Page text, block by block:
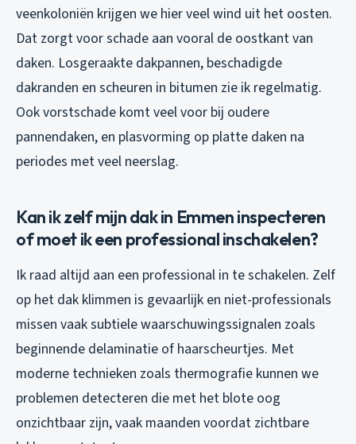
veenkoloniën krijgen we hier veel wind uit het oosten.
Dat zorgt voor schade aan vooral de oostkant van
daken. Losgeraakte dakpannen, beschadigde
dakranden en scheuren in bitumen zie ik regelmatig.
Ook vorstschade komt veel voor bij oudere
pannendaken, en plasvorming op platte daken na
periodes met veel neerslag.
Kan ik zelf mijn dak in Emmen inspecteren
of moet ik een professional inschakelen?
Ik raad altijd aan een professional in te schakelen. Zelf
op het dak klimmen is gevaarlijk en niet-professionals
missen vaak subtiele waarschuwingssignalen zoals
beginnende delaminatie of haarscheurtjes. Met
moderne technieken zoals thermografie kunnen we
problemen detecteren die met het blote oog
onzichtbaar zijn, vaak maanden voordat zichtbare